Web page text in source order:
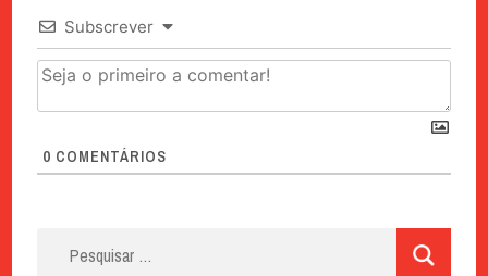
Subscrever
0 COMENTÁRIOS